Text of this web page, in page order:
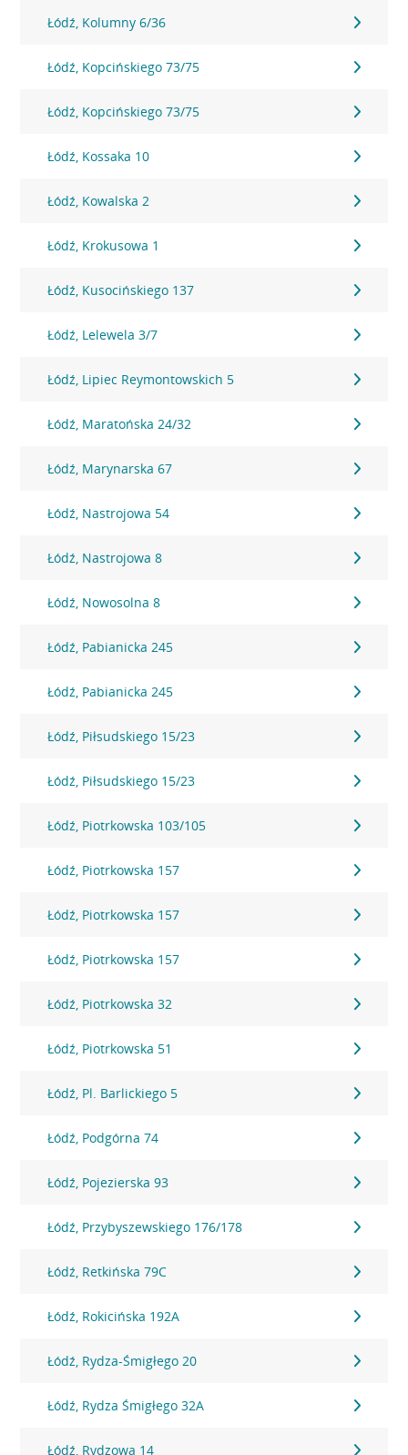
Łódź, Kolumny 6/36
Łódź, Kopcińskiego 73/75
Łódź, Kopcińskiego 73/75
Łódź, Kossaka 10
Łódź, Kowalska 2
Łódź, Krokusowa 1
Łódź, Kusocińskiego 137
Łódź, Lelewela 3/7
Łódź, Lipiec Reymontowskich 5
Łódź, Maratońska 24/32
Łódź, Marynarska 67
Łódź, Nastrojowa 54
Łódź, Nastrojowa 8
Łódź, Nowosolna 8
Łódź, Pabianicka 245
Łódź, Pabianicka 245
Łódź, Piłsudskiego 15/23
Łódź, Piłsudskiego 15/23
Łódź, Piotrkowska 103/105
Łódź, Piotrkowska 157
Łódź, Piotrkowska 157
Łódź, Piotrkowska 157
Łódź, Piotrkowska 32
Łódź, Piotrkowska 51
Łódź, Pl. Barlickiego 5
Łódź, Podgórna 74
Łódź, Pojezierska 93
Łódź, Przybyszewskiego 176/178
Łódź, Retkińska 79C
Łódź, Rokicińska 192A
Łódź, Rydza-Śmigłego 20
Łódź, Rydza Śmigłego 32A
Łódź, Rydzowa 14